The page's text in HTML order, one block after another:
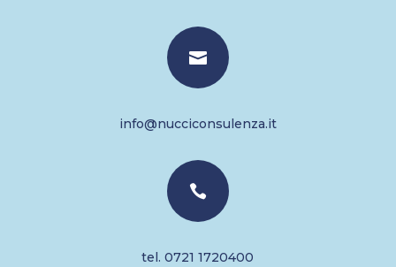

info@nucciconsulenza.it

tel. 0721 1720400